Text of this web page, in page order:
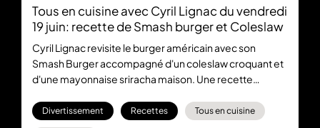
Tous en cuisine avec Cyril Lignac du vendredi
19 juin: recette de Smash burger et Coleslaw
Cyril Lignac revisite le burger américain avec son
Smash Burger accompagné d'un coleslaw croquant et
d'une mayonnaise sriracha maison. Une recette
Divertissement Recettes Tous en cuisine